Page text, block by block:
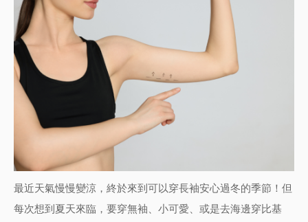
最近天氣慢慢變涼，終於來到可以穿長袖安心過冬的季節！但
每次想到夏天來臨，要穿無袖、小可愛、或是去海邊穿比基